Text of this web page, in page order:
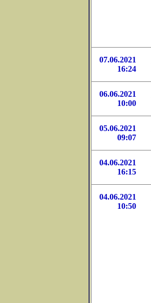
07.06.2021
16:24
06.06.2021
10:00
05.06.2021
09:07
04.06.2021
16:15
04.06.2021
10:50